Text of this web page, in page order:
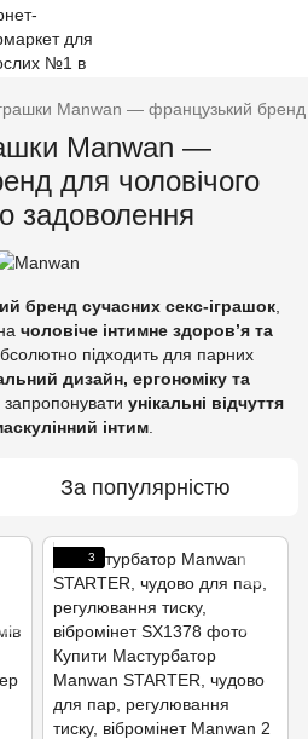
Manwan — французький
Manwan —
для чоловічого
задоволення
бренд сучасних секс‑іграшок,
чоловіче інтимне здоров’я та
підходить для парних
дизайн, ергономіку та
унікальні відчуття
інтим.
За популярністю
3